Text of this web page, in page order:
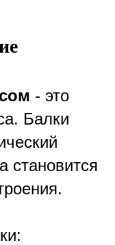
- это
Балки
становится